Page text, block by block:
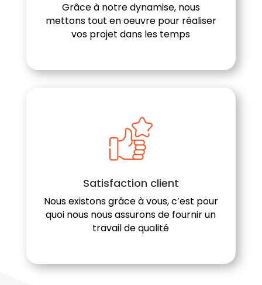
Grâce à notre dynamise, nous
mettons tout en oeuvre pour réaliser
vos projet dans les temps
Satisfaction client
Nous existons grâce à vous, c’est pour
quoi nous nous assurons de fournir un
travail de qualité